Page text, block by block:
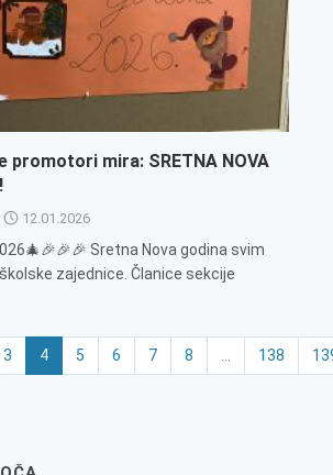
promotori mira: SRETNA NOVA
12.01.2026
Sretna Nova godina svim
zajednice. Članice sekcije
3 4 5 6 7 8 ... 138